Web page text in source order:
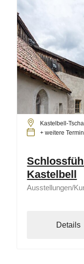
Kastelbell-
+ weitere
Kastelbell
Ausstellungen/
Details